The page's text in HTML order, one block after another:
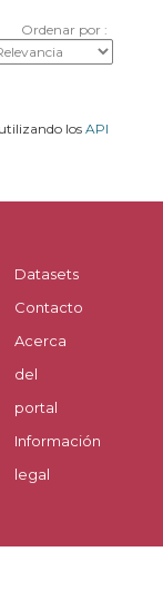
Ordenar por
los API
Datasets
Contacto
Acerca
del
portal
Información
legal